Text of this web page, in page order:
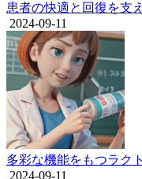
患者の快適と回復を支
2024-09-11
多彩な機能をもつラク
2024-09-11